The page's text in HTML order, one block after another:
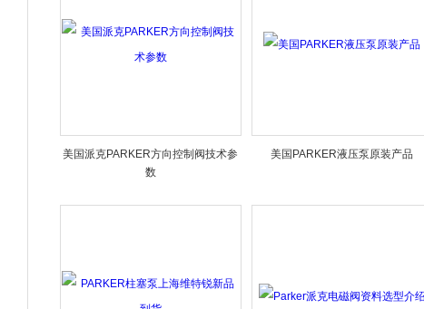
美国派克PARKER方向控制阀技术参
数
美国PARKER液压泵原装产品